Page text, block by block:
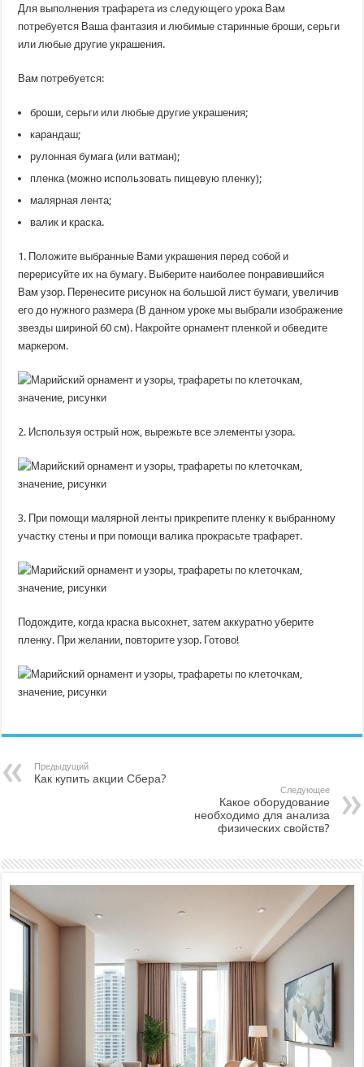
Для выполнения трафарета из следующего урока Вам
потребуется Ваша фантазия и любимые старинные броши, серьги
или любые другие украшения.
Вам потребуется:
броши, серьги или любые другие украшения;
карандаш;
рулонная бумага (или ватман);
пленка (можно использовать пищевую пленку);
малярная лента;
валик и краска.
1. Положите выбранные Вами украшения перед собой и
перерисуйте их на бумагу. Выберите наиболее понравившийся
Вам узор. Перенесите рисунок на большой лист бумаги, увеличив
его до нужного размера (В данном уроке мы выбрали изображение
звезды шириной 60 см). Накройте орнамент пленкой и обведите
маркером.
2. Используя острый нож, вырежьте все элементы узора.
3. При помощи малярной ленты прикрепите пленку к выбранному
участку стены и при помощи валика прокрасьте трафарет.
Подождите, когда краска высохнет, затем аккуратно уберите
пленку. При желании, повторите узор. Готово!
Предыдущий
Как купить акции Сбера?
Следующее
Какое оборудование
необходимо для анализа
физических свойств?